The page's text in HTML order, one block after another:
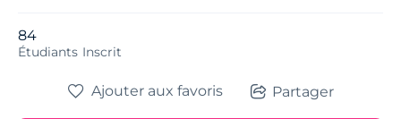
84
Étudiants Inscrit
Ajouter aux favoris Partager